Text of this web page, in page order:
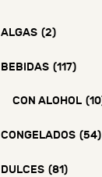
ALGAS (2)
BEBIDAS (117)
CON ALOHOL
CONGELADOS (54)
DULCES (81)